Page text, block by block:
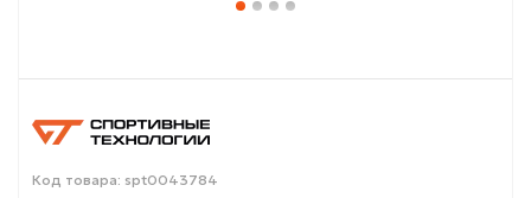
Код товара: spt0043784